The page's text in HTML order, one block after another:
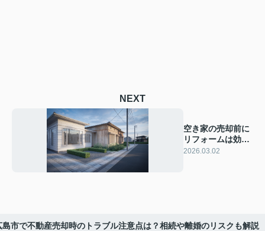
NEXT
空き家の売却前に
リフォームは効果
がある？費用や注
2026.03.02
島市で不動産売却時のトラブル注意点は？相続や離婚のリスクも解説